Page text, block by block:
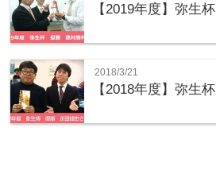
【2019年度】弥生杯
2018/3/21
【2018年度】弥生杯